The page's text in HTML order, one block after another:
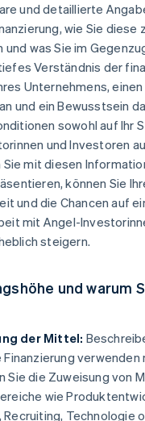
und detaillierte
wie Sie diese
was Sie im
Verständnis der
Unternehmens,
und ein Bewusstsein
sowohl auf Ihr
und Investoren
Sie mit diesen
können Sie
und die Chancen auf
mit Angel-
steigern.
und warum
der Mittel:
Finanzierung verwenden
Sie die Zuweisung von
wie
Recruiting, Technologie